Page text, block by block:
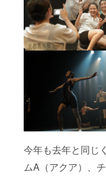
今年も去年と同じ
ムA（アクア）、